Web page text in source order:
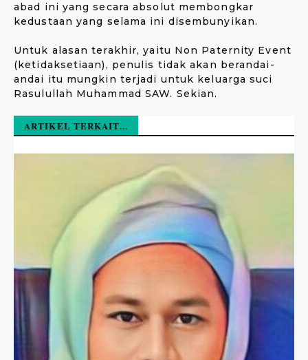
abad ini yang secara absolut membongkar
kedustaan yang selama ini disembunyikan.
Untuk alasan terakhir, yaitu Non Paternity Event
(ketidaksetiaan), penulis tidak akan berandai-
andai itu mungkin terjadi untuk keluarga suci
Rasulullah Muhammad SAW. Sekian.
ARTIKEL TERKAIT...